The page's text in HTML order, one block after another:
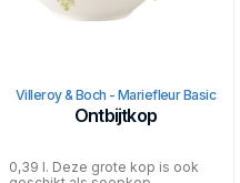
Villeroy & Boch - Mariefleur Basic
Ontbijtkop
0,39 l. Deze grote kop is ook